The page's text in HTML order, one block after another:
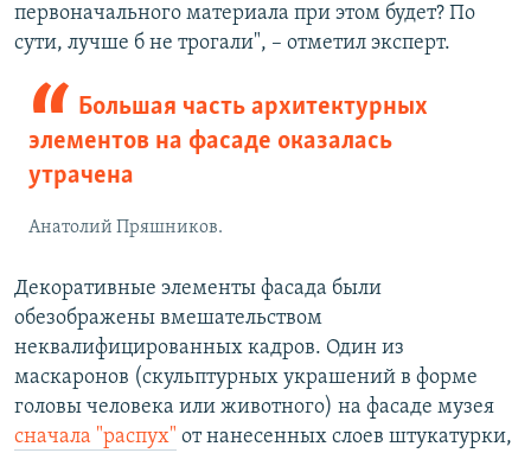
первоначального материала при этом будет? По
сути, лучше б не трогали", – отметил эксперт.
Большая часть архитектурных
элементов на фасаде оказалась
утрачена
Анатолий Пряшников.
Декоративные элементы фасада были
обезображены вмешательством
неквалифицированных кадров. Один из
маскаронов (скульптурных украшений в форме
головы человека или животного) на фасаде музея
сначала "распух" от нанесенных слоев штукатурки,